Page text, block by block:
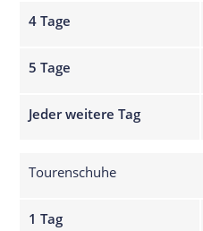
4 Tage
5 Tage
Jeder weitere Tag
1 Tag
Tourenschuhe